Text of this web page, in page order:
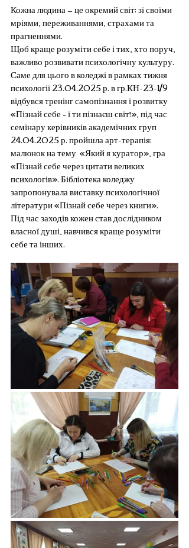
Кожна людина — це окремий світ: зі своїми
мріями, переживаннями, страхами та
прагненнями.
Щоб краще розуміти себе і тих, хто поруч,
важливо розвивати психологічну культуру.
Саме для цього в коледжі в рамках тижня
психології 23.04.2025 р. в гр.КН-23-1/9
відбувся тренінг самопізнання і розвитку
«Пізнай себе – і ти пізнаєш світ!», під час
семінару керівників академічних груп
24.04.2025 р. пройшла арт-терапія:
малюнок на тему  «Який я куратор», гра
«Пізнай себе через цитати великих
психологів». Бібліотека коледжу
запропонувала виставку психологічної
літератури «Пізнай себе через книги».
Під час заходів кожен став дослідником
власної душі, навчився краще розуміти
себе та інших.